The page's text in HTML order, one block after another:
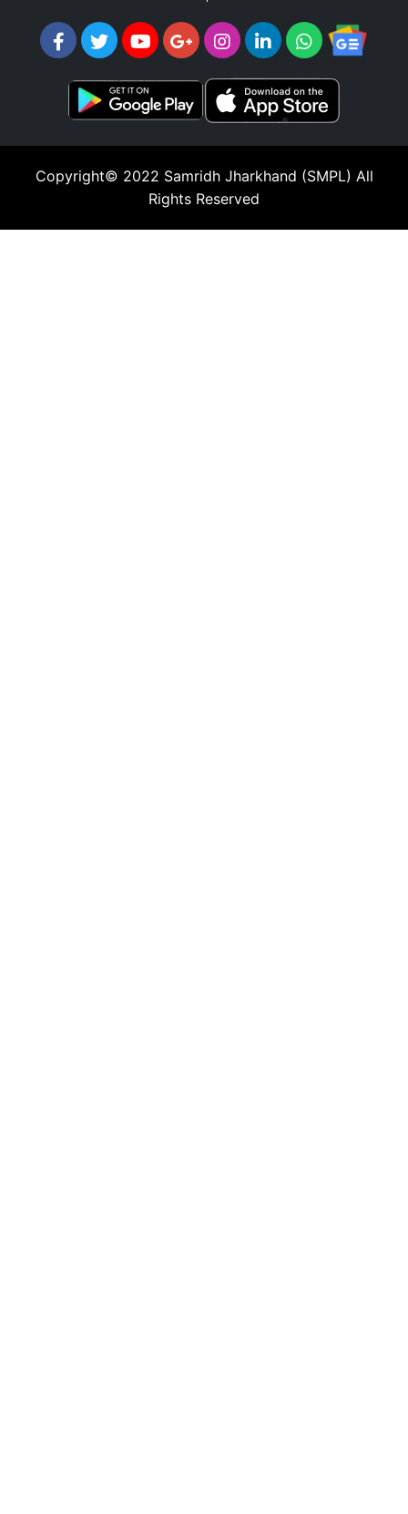
Copyright© 2022 Samridh Jharkhand (SMPL) All
Rights Reserved